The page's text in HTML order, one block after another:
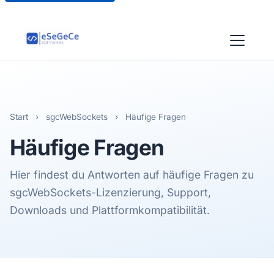
Start › sgcWebSockets › Häufige Fragen
Häufige Fragen
Hier findest du Antworten auf häufige Fragen zu
sgcWebSockets-Lizenzierung, Support,
Downloads und Plattformkompatibilität.